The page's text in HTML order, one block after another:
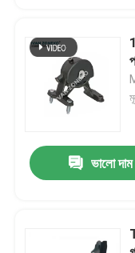
কারখানা ভ্রমণ
মান নিয়ন্ত্রণ
যোগাযোগ করুন
ভালো দাম